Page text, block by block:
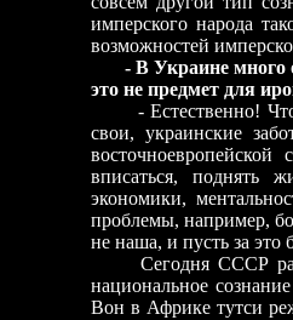
имперского народа
возможностей
- В Украине много
это не предмет для
- Естественно! Что
свои, украинские
вписаться, поднять
экономики,
проблемы, например,
не наша, и пусть за это
Сегодня СССР
национальное
Вон в Африке тутси